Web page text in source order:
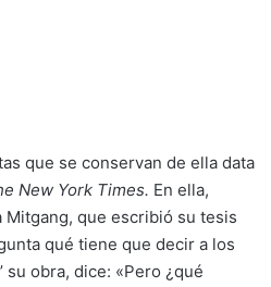
que se conservan de ella data
New York Times. En ella,
Mitgang, que escribió su tesis
qué tiene que decir a los
su obra, dice: «Pero ¿qué